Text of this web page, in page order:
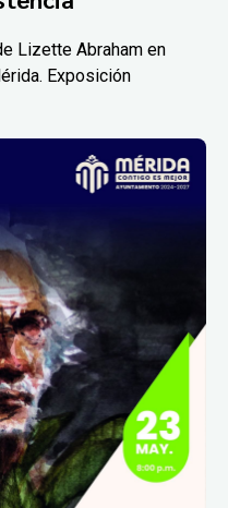
Lizette Abraham en
Exposición